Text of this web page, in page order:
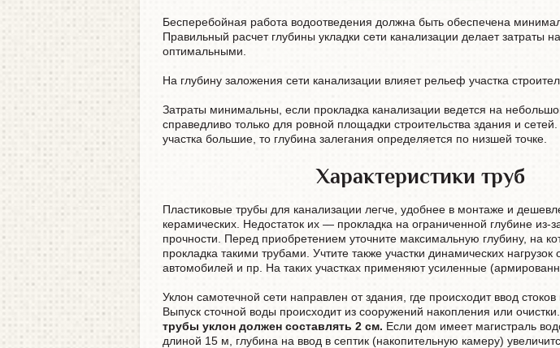
Бесперебойная работа водоотведения должна быть обеспечена
Правильный расчет глубины укладки сети канализации делает затраты
оптимальными.
На глубину заложения сети канализации влияет рельеф участка
Затраты минимальны, если прокладка канализации ведется на
справедливо только для ровной площадки строительства здания и
участка большие, то глубина залегания определяется по низшей точке.
Характеристики труб
Пластиковые трубы для канализации легче, удобнее в монтаже и
керамических. Недостаток их — прокладка на ограниченной глубине из-
прочности. Перед приобретением уточните максимальную глубину, на
прокладка такими трубами. Учтите также участки динамических нагрузок
автомобилей и пр. На таких участках применяют усиленные
Уклон самотечной сети направлен от здания, где происходит ввод стоков
Выпуск сточной воды происходит из сооружений накопления или очистки.
трубы уклон должен составлять 2 см. Если дом имеет магистраль
длиной 15 м, глубина на ввод в септик (накопительную камеру)